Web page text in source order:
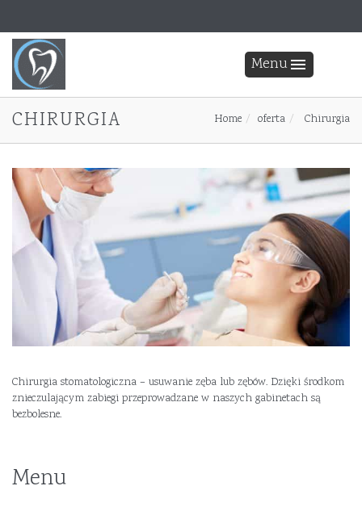
Menu
CHIRURGIA Home oferta Chirurgia
Chirurgia stomatologiczna – usuwanie zęba lub zębów. Dzięki środkom
znieczulającym zabiegi przeprowadzane w naszych gabinetach są
bezbolesne.
Menu